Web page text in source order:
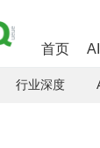
首页
行业深度